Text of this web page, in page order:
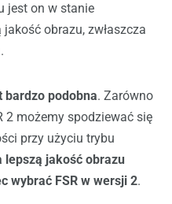
jest on w stanie
obrazu, zwłaszcza
bardzo podobna. Zarówno
2 możemy spodziewać się
przy użyciu trybu
lepszą jakość obrazu
wybrać FSR w wersji 2.